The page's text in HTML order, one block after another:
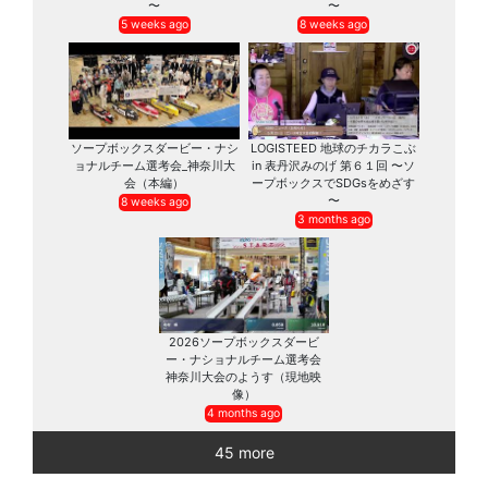
〜
5 weeks ago
〜
8 weeks ago
ソープボックスダービー・ナシ
ョナルチーム選考会_神奈川大
会（本編）
8 weeks ago
LOGISTEED 地球のチカラこぶ
in 表丹沢みのげ 第６１回 〜ソ
ープボックスでSDGsをめざす
〜
3 months ago
2026ソープボックスダービ
ー・ナショナルチーム選考会
神奈川大会のようす（現地映
像）
4 months ago
45 more